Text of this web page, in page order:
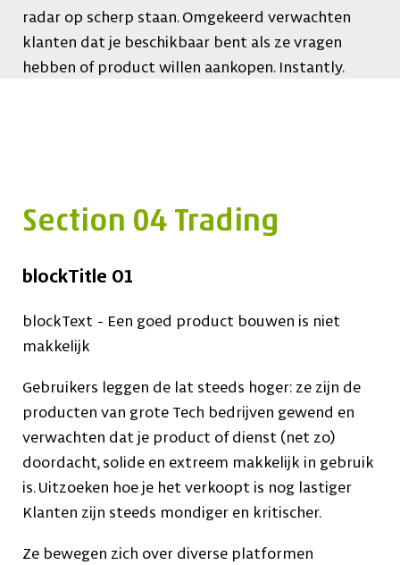
radar op scherp staan. Omgekeerd verwachten
klanten dat je beschikbaar bent als ze vragen
hebben of product willen aankopen. Instantly.
Section 04 Trading
blockTitle 01
blockText - Een goed product bouwen is niet
makkelijk
Gebruikers leggen de lat steeds hoger: ze zijn de
producten van grote Tech bedrijven gewend en
verwachten dat je product of dienst (net zo)
doordacht, solide en extreem makkelijk in gebruik
is. Uitzoeken hoe je het verkoopt is nog lastiger
Klanten zijn steeds mondiger en kritischer.
Ze bewegen zich over diverse platformen